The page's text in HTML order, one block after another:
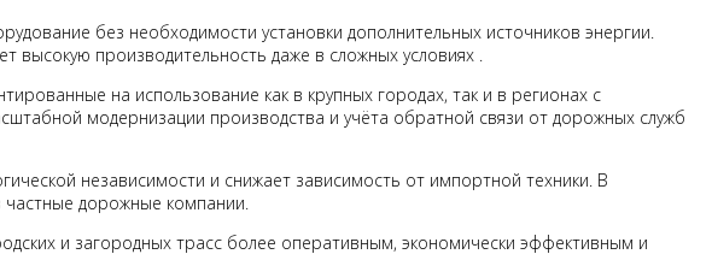
без необходимости установки дополнительных источников энергии.
высокую производительность даже в сложных условиях .
на использование как в крупных городах, так и в регионах с
модернизации производства и учёта обратной связи от дорожных служб
независимости и снижает зависимость от импортной техники. В
частные дорожные компании.
и загородных трасс более оперативным, экономически эффективным и